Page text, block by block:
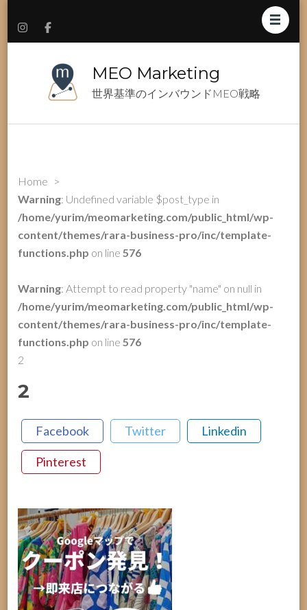
MEO Marketing
世界基準のインバウンドMEO戦略
Home >
Warning: Undefined variable $post_type in
/home/yurim/meomarketing.com/public_html/wp-
content/themes/rara-business-pro/inc/template-
functions.php on line576
Warning: Attempt to read property "name" on null in
/home/yurim/meomarketing.com/public_html/wp-
content/themes/rara-business-pro/inc/template-
functions.php on line576
2
2
Facebook Twitter Linkedin
Pinterest